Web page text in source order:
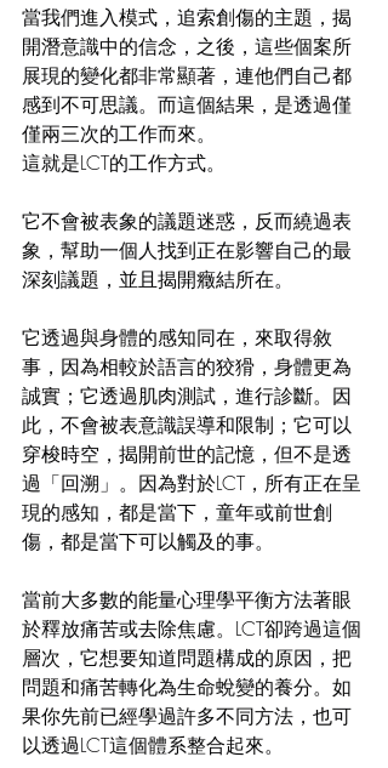
當我們進入模式，追索創傷的主題，揭
開潛意識中的信念，之後，這些個案所
展現的變化都非常顯著，連他們自己都
感到不可思議。而這個結果，是透過僅
僅兩三次的工作而來。
這就是LCT的工作方式。
它不會被表象的議題迷惑，反而繞過表
象，幫助一個人找到正在影響自己的最
深刻議題，並且揭開癥結所在。
它透過與身體的感知同在，來取得敘
事，因為相較於語言的狡猾，身體更為
誠實；它透過肌肉測試，進行診斷。因
此，不會被表意識誤導和限制；它可以
穿梭時空，揭開前世的記憶，但不是透
過「回溯」。因為對於LCT，所有正在呈
現的感知，都是當下，童年或前世創
傷，都是當下可以觸及的事。
當前大多數的能量心理學平衡方法著眼
於釋放痛苦或去除焦慮。LCT卻跨過這個
層次，它想要知道問題構成的原因，把
問題和痛苦轉化為生命蛻變的養分。如
果你先前已經學過許多不同方法，也可
以透過LCT這個體系整合起來。